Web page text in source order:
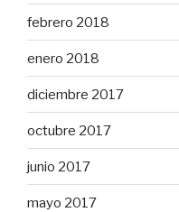
febrero 2018
enero 2018
diciembre 2017
octubre 2017
junio 2017
mayo 2017